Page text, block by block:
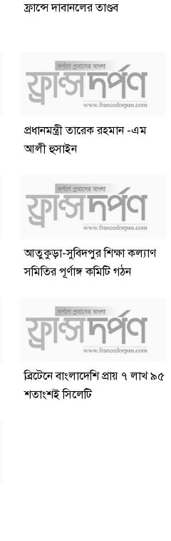
ফ্রান্সে দাবানলের তাণ্ডব
প্রধানমন্ত্রী তারেক রহমান -এম
আলী হুসাইন
আতুকুড়া-সুবিদপুর শিক্ষা কল্যাণ
সমিতির পূর্ণাঙ্গ কমিটি গঠন
ব্রিটেনে বাংলাদেশি প্রায় ৭ লাখ ৯৫
শতাংশই সিলেটি